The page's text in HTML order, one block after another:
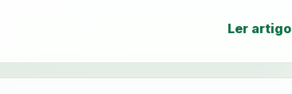
Ler artigo